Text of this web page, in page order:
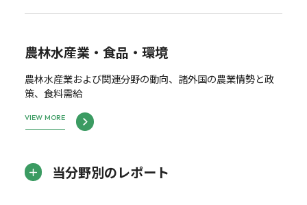
農林水産業・食品・環境
農林水産業および関連分野の動向、諸外国の農業情勢と政
策、食料需給
VIEW MORE
当分野別のレポート